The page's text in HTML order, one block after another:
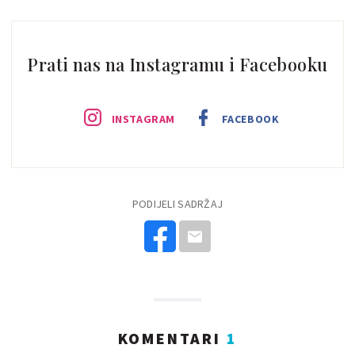
Prati nas na Instagramu i Facebooku
INSTAGRAM FACEBOOK
PODIJELI SADRŽAJ
KOMENTARI 1